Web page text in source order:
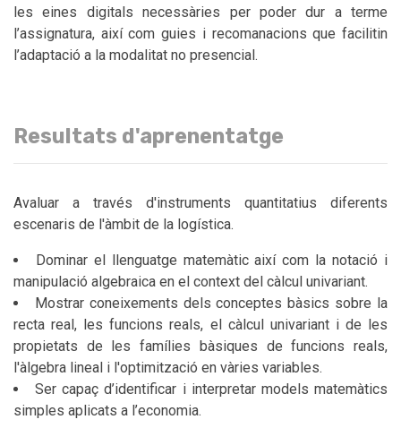
les eines digitals necessàries per poder dur a terme
l’assignatura, així com guies i recomanacions que facilitin
l’adaptació a la modalitat no presencial.
Resultats d'aprenentatge
Avaluar a través d'instruments quantitatius diferents
escenaris de l'àmbit de la logística.
Dominar el llenguatge matemàtic així com la notació i
manipulació algebraica en el context del càlcul univariant.
Mostrar coneixements dels conceptes bàsics sobre la
recta real, les funcions reals, el càlcul univariant i de les
propietats de les famílies bàsiques de funcions reals,
l'àlgebra lineal i l'optimització en vàries variables.
Ser capaç d’identificar i interpretar models matemàtics
simples aplicats a l’economia.